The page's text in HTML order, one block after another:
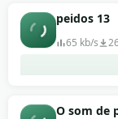
peidos 13
65 kb/s
O som de